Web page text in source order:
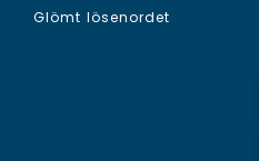
Glömt lösenordet